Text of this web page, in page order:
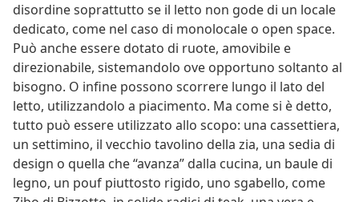
disordine soprattutto se il letto non gode di un locale
dedicato, come nel caso di monolocale o open space.
Può anche essere dotato di ruote, amovibile e
direzionabile, sistemandolo ove opportuno soltanto al
bisogno. O infine possono scorrere lungo il lato del
letto, utilizzandolo a piacimento. Ma come si è detto,
tutto può essere utilizzato allo scopo: una cassettiera,
un settimino, il vecchio tavolino della zia, una sedia di
design o quella che “avanza” dalla cucina, un baule di
legno, un pouf piuttosto rigido, uno sgabello, come